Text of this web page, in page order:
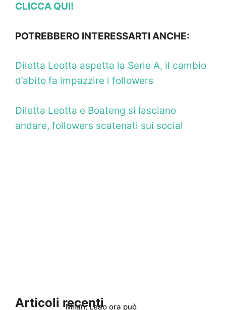
CLICCA QUI!
POTREBBERO INTERESSARTI ANCHE:
Diletta Leotta aspetta la Serie A, il cambio
d’abito fa impazzire i followers
Diletta Leotta e Boateng si lasciano
andare, followers scatenati sui social
Articoli recenti
Milan, Leao ora può